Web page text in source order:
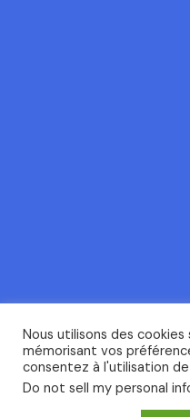
Nous utilisons des
mémorisant vos
consentez à l'utilisation de
Do not sell my personal